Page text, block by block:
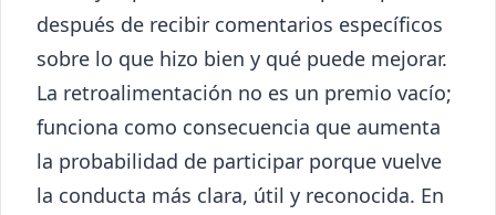
después de recibir comentarios específicos
sobre lo que hizo bien y qué puede mejorar.
La retroalimentación no es un premio vacío;
funciona como consecuencia que aumenta
la probabilidad de participar porque vuelve
la conducta más clara, útil y reconocida. En